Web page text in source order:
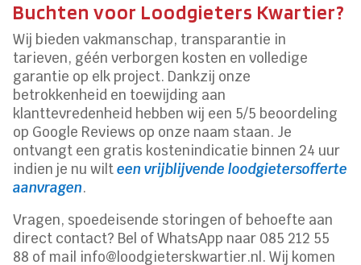
Buchten voor Loodgieters Kwartier?
Wij bieden vakmanschap, transparantie in
tarieven, géén verborgen kosten en volledige
garantie op elk project. Dankzij onze
betrokkenheid en toewijding aan
klanttevredenheid hebben wij een 5/5 beoordeling
op Google Reviews op onze naam staan. Je
ontvangt een gratis kostenindicatie binnen 24 uur
indien je nu wilteen vrijblijvende loodgietersofferte
aanvragen.
Vragen, spoedeisende storingen of behoefte aan
direct contact? Bel of WhatsApp naar 085 212 55
88 of mail info@loodgieterskwartier.nl. Wij komen